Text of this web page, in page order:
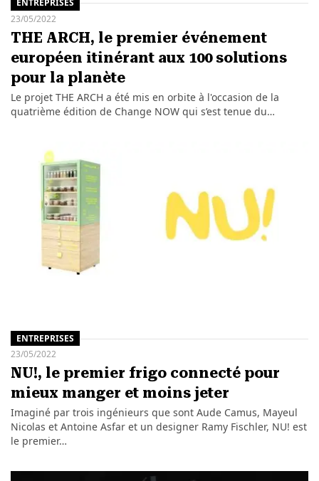
ENTREPRISES
23/05/2022
THE ARCH, le premier événement
européen itinérant aux 100 solutions
pour la planète
Le projet THE ARCH a été mis en orbite à l'occasion de la
quatrième édition de Change NOW qui s’est tenue du…
ENTREPRISES
23/05/2022
NU!, le premier frigo connecté pour
mieux manger et moins jeter
Imaginé par trois ingénieurs que sont Aude Camus, Mayeul
Nicolas et Antoine Asfar et un designer Ramy Fischler, NU! est
le premier…